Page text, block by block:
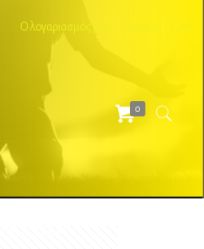
Ο λογαριασμός μου
0